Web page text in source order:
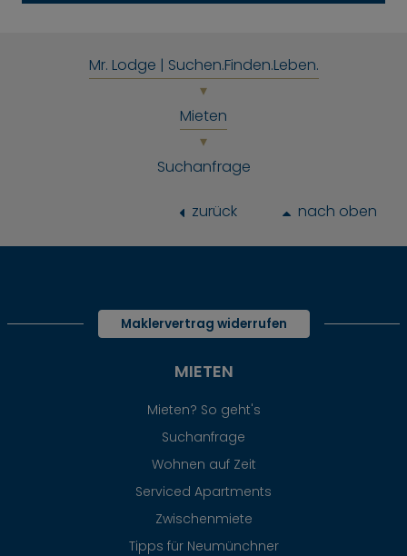
Mr. Lodge | Suchen.Finden.Leben.
Mieten
Suchanfrage
zurück nach oben
Maklervertrag widerrufen
MIETEN
Mieten? So geht's
Suchanfrage
Wohnen auf Zeit
Serviced Apartments
Zwischenmiete
Tipps für Neumünchner